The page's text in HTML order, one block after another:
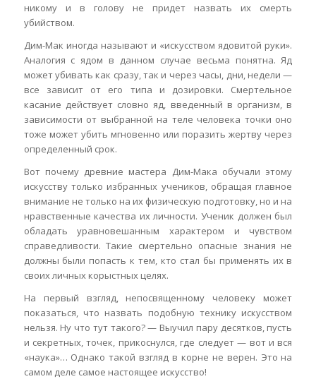
никому и в голову не придет назвать их смерть
убийством.
Дим-Мак иногда называют и «искусством ядовитой руки».
Аналогия с ядом в данном случае весьма понятна. Яд
может убивать как сразу, так и через часы, дни, недели —
все зависит от его типа и дозировки. Смертельное
касание действует словно яд, введенный в организм, в
зависимости от выбранной на теле человека точки оно
тоже может убить мгновенно или поразить жертву через
определенный срок.
Вот почему древние мастера Дим-Мака обучали этому
искусству только избранных учеников, обращая главное
внимание не только на их физическую подготовку, но и на
нравственные качества их личности. Ученик должен был
обладать уравновешанным характером и чувством
справедливости. Такие смертельно опасные знания не
должны были попасть к тем, кто стал бы применять их в
своих личных корыстных целях.
На первый взгляд, непосвященному человеку может
показаться, что назвать подобную технику искусством
нельзя. Ну что тут такого? — Выучил пару десятков, пусть
и секретных, точек, прикоснулся, где следует — вот и вся
«наука»… Однако такой взгляд в корне не верен. Это на
самом деле самое настоящее искусство!